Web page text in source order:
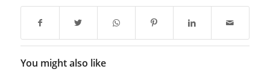
You might also like